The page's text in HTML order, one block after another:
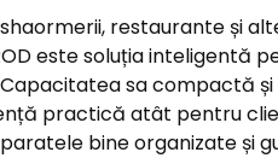
restaurante și
este soluția inteligentă
sa compactă
practică atât pentru
bine organizate și